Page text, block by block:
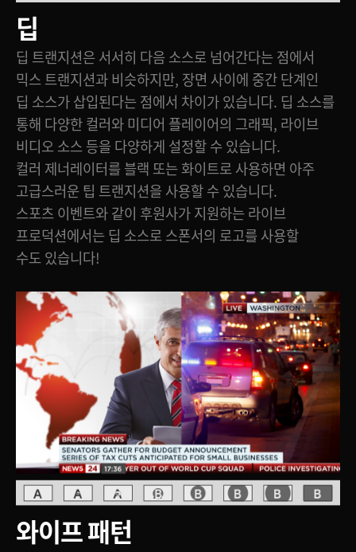
딥
딥 트랜지션은 서서히 다음 소스로 넘어간다는 점에서
믹스 트랜지션과 비슷하지만, 장면 사이에 중간 단계인
딥 소스가 삽입된다는 점에서 차이가 있습니다. 딥 소스를
통해 다양한 컬러와 미디어 플레이어의 그래픽, 라이브
비디오 소스 등을 다양하게 설정할 수 있습니다.
컬러 제너레이터를 블랙 또는 화이트로 사용하면 아주
고급스러운 팁 트랜지션을 사용할 수 있습니다.
스포츠 이벤트와 같이 후원사가 지원하는 라이브
프로덕션에서는 딥 소스로 스폰서의 로고를 사용할
수도 있습니다!
와이프 패턴